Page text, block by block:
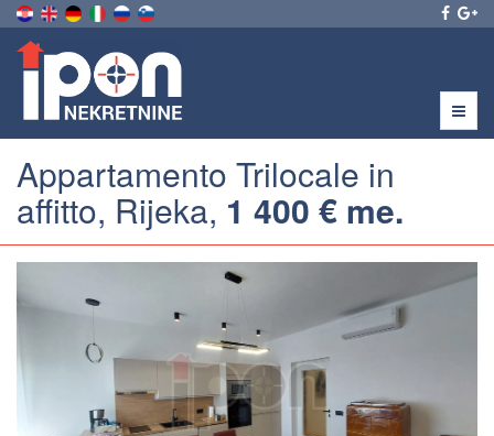
Menu
Appartamento Trilocale in
affitto, Rijeka, 1 400 € me.